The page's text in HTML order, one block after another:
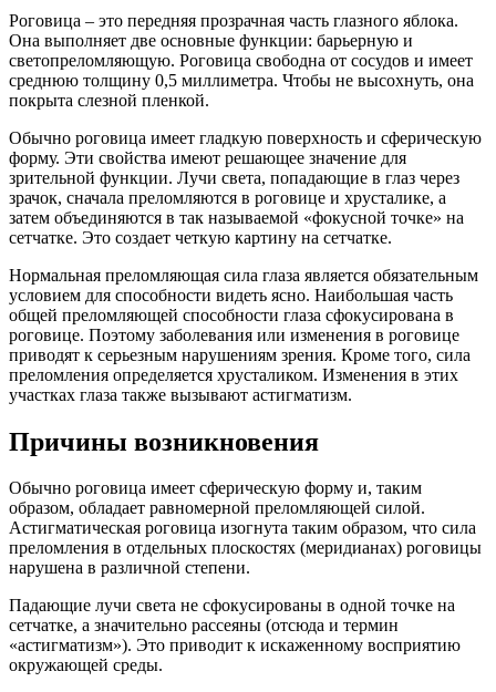
Роговица – это передняя прозрачная часть глазного яблока.
Она выполняет две основные функции: барьерную и
светопреломляющую. Роговица свободна от сосудов и имеет
среднюю толщину 0,5 миллиметра. Чтобы не высохнуть, она
покрыта слезной пленкой.
Обычно роговица имеет гладкую поверхность и сферическую
форму. Эти свойства имеют решающее значение для
зрительной функции. Лучи света, попадающие в глаз через
зрачок, сначала преломляются в роговице и хрусталике, а
затем объединяются в так называемой «фокусной точке» на
сетчатке. Это создает четкую картину на сетчатке.
Нормальная преломляющая сила глаза является обязательным
условием для способности видеть ясно. Наибольшая часть
общей преломляющей способности глаза сфокусирована в
роговице. Поэтому заболевания или изменения в роговице
приводят к серьезным нарушениям зрения. Кроме того, сила
преломления определяется хрусталиком. Изменения в этих
участках глаза также вызывают астигматизм.
Причины возникновения
Обычно роговица имеет сферическую форму и, таким
образом, обладает равномерной преломляющей силой.
Астигматическая роговица изогнута таким образом, что сила
преломления в отдельных плоскостях (меридианах) роговицы
нарушена в различной степени.
Падающие лучи света не сфокусированы в одной точке на
сетчатке, а значительно рассеяны (отсюда и термин
«астигматизм»). Это приводит к искаженному восприятию
окружающей среды.